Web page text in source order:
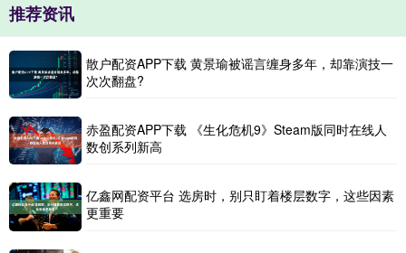
推荐资讯
散户配资APP下载 黄景瑜被谣言缠身多年，却靠演技一
次次翻盘?
赤盈配资APP下载 《生化危机9》Steam版同时在线人
数创系列新高
亿鑫网配资平台 选房时，别只盯着楼层数字，这些因素
更重要